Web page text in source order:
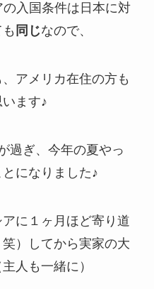
入国条件は日本に対
同じなので、
アメリカ在住の方も
ます♪
過ぎ、今年の夏やっ
になりました♪
に１ヶ月ほど寄り道
笑）してから実家の大
人も一緒に）